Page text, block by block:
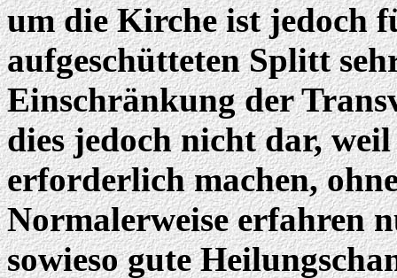
um die Kirche ist jedoch
aufgeschütteten Splitt
Einschränkung der
dies jedoch nicht dar,
erforderlich machen,
Normalerweise erfahren
sowieso gute